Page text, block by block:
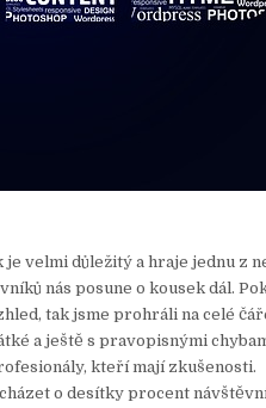
je velmi důležitý a hraje jednu z
nás posune o kousek dál.
tak jsme prohráli na celé
a ještě s pravopisnými
kteří mají zkušenosti.
o desítky procent